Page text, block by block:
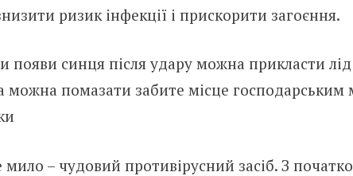
ризик інфeкції і прискорити загоєння.
появи синця після удару можна прикласти лід
можна помазати забите місце господарським
мило – чудовий противірусний засіб. З